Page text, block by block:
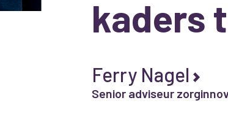
kaders
Ferry Nagel
Senior adviseur